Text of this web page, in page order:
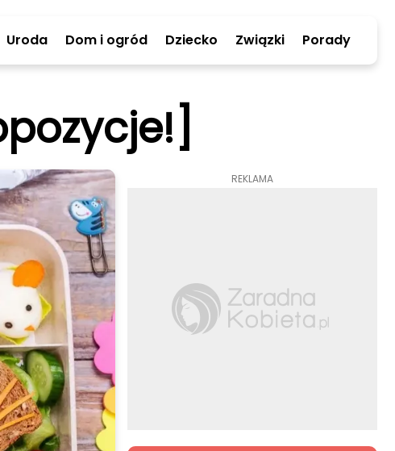
Uroda Dom i ogród Dziecko Związki Porady
REKLAMA